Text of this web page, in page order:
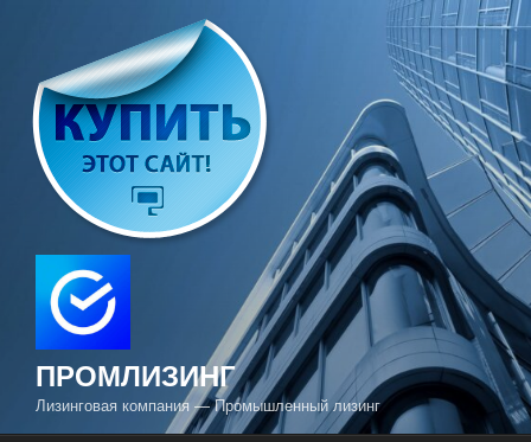
содержимому
ПРОМЛИЗИНГ
Лизинговая компания — Промышленный лизинг